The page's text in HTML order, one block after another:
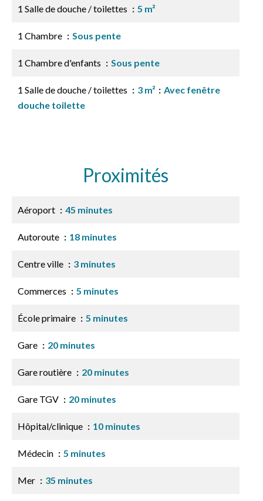
1 Salle de douche / toilettes 5 m²
1 Chambre Sous pente
1 Chambre d'enfants Sous pente
1 Salle de douche / toilettes 3 m²
Avec fenêtre
douche toilette
Proximités
Aéroport 45 minutes
Autoroute 18 minutes
Centre ville 3 minutes
Commerces 5 minutes
École primaire 5 minutes
Gare 20 minutes
Gare routière 20 minutes
Gare TGV 20 minutes
Hôpital/clinique 10 minutes
Médecin 5 minutes
Mer 35 minutes